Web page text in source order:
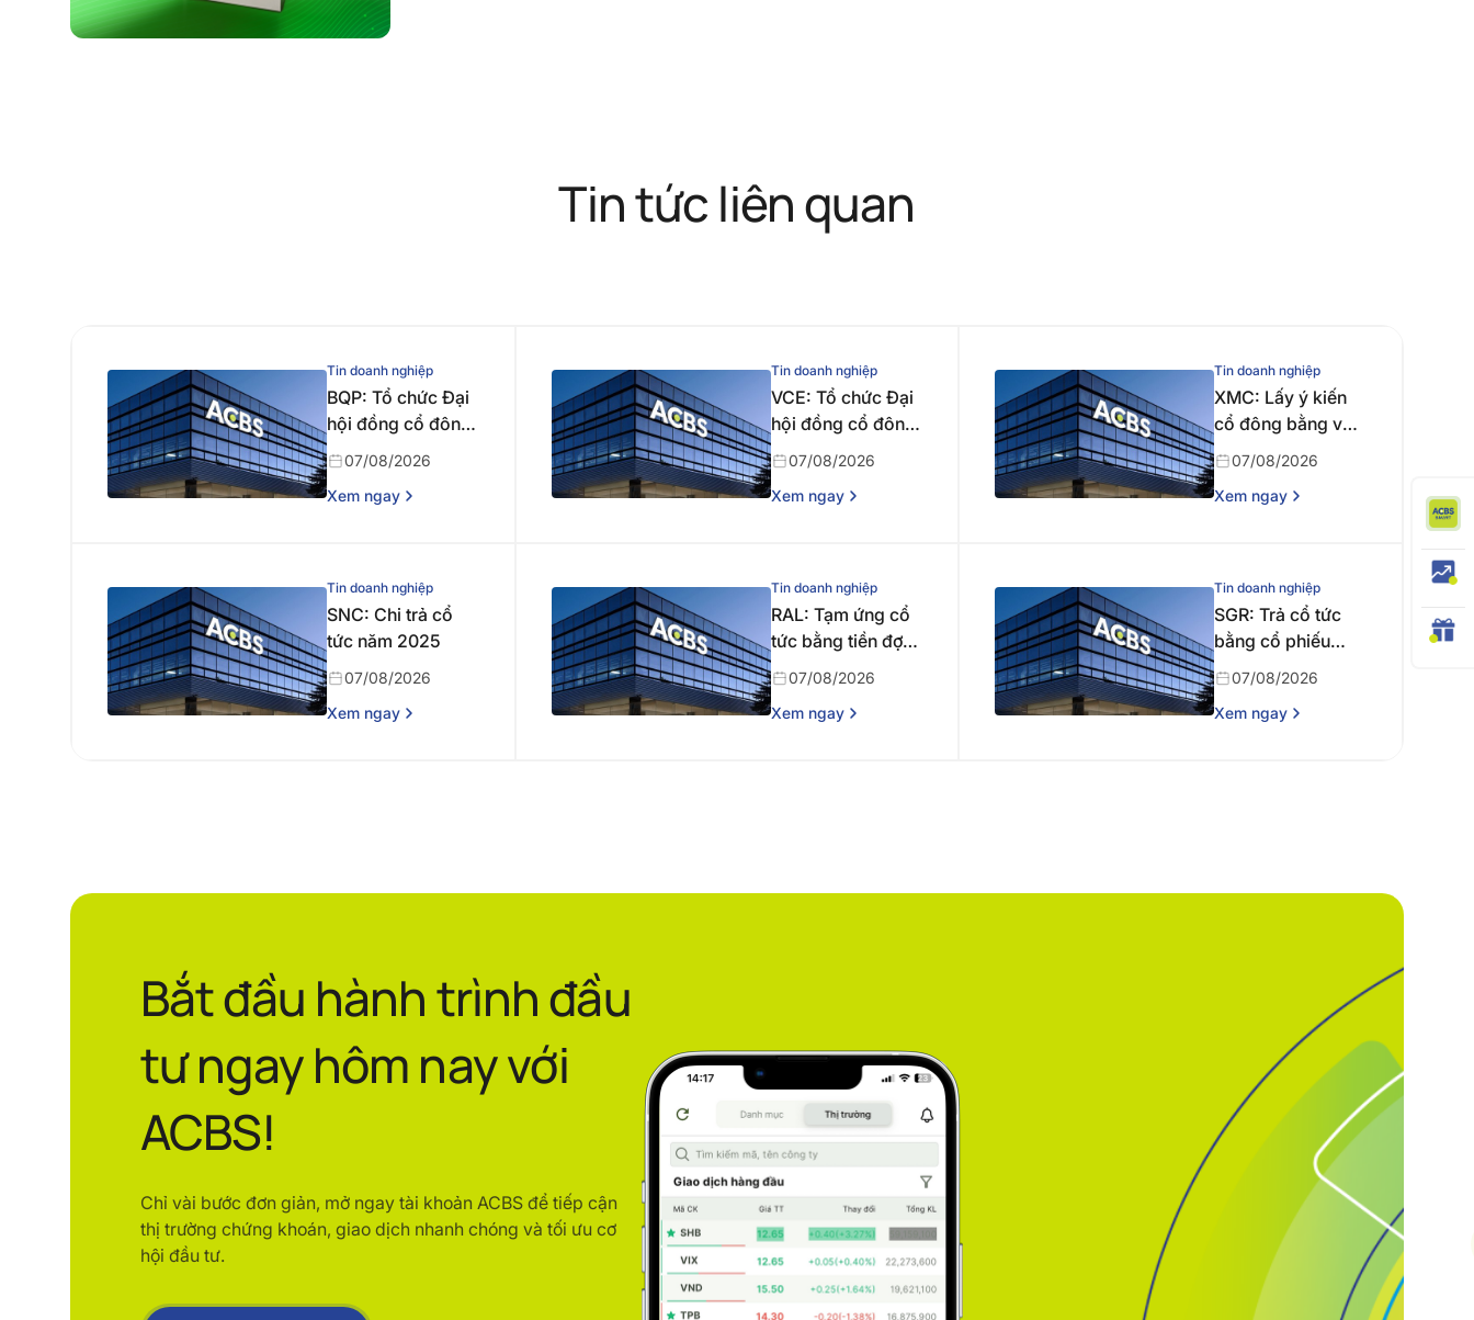
Tin tức liên quan
Tin doanh nghiệp
BQP: Tổ chức Đại
hội đồng cổ đông
thường niên năm
2026
07/08/2026
Xem ngay
Tin doanh nghiệp
VCE: Tổ chức Đại
hội đồng cổ đông
bất thường năm
2026 lần thứ nhất
07/08/2026
Xem ngay
Tin doanh nghiệp
XMC: Lấy ý kiến
cổ đông bằng văn
bản07/08/2026
Xem ngay
Tin doanh nghiệp
SNC: Chi trả cổ
tức năm 2025
07/08/2026
Xem ngay
Tin doanh nghiệp
RAL: Tạm ứng cổ
tức bằng tiền đợt 1
năm 2026
07/08/2026
Xem ngay
Tin doanh nghiệp
SGR: Trả cổ tức
bằng cổ phiếu
năm 2024
07/08/2026
Xem ngay
Bắt đầu hành trình đầu
tư ngay hôm nay với
ACBS!
Chỉ vài bước đơn giản, mở ngay tài khoản ACBS để tiếp cận
thị trường chứng khoán, giao dịch nhanh chóng và tối ưu cơ
hội đầu tư.